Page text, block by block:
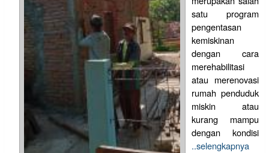
satu program
pengentasan
kemiskinan
dengan cara
merehabilitasi
atau merenovasi
rumah penduduk
miskin atau
kurang mampu
dengan kondisi
..selengkapnya